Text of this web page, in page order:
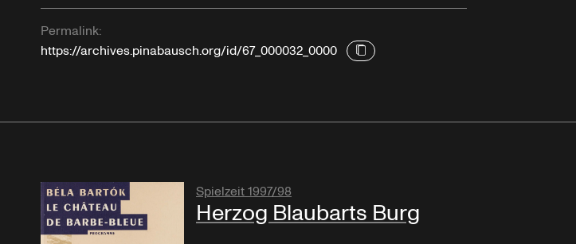
Permalink:
https://archives.pinabausch.org/id/67_000032_0000
Spielzeit 1997/98
Herzog Blaubarts Burg